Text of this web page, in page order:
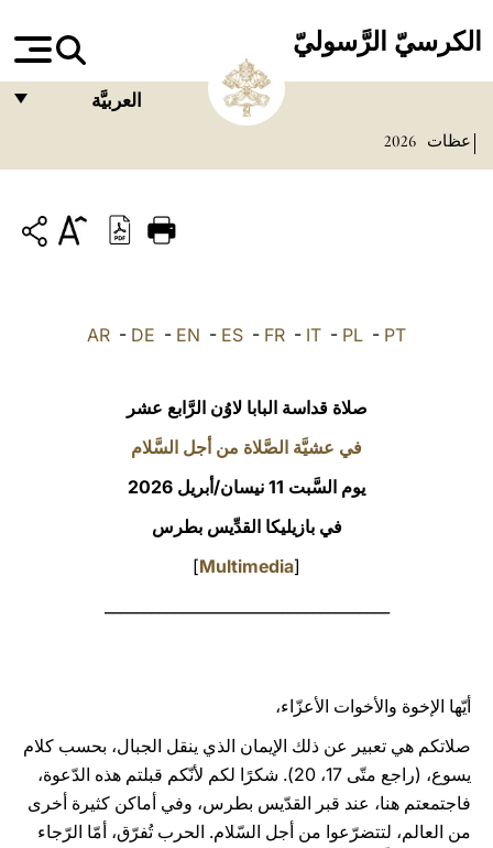
الكرسيّ الرَّسوليّ
العربيَّة
ITALIANO
POLSKI
العربيّة
中文
عظات 2026
AR - DE - EN - ES - FR - IT - PL - PT
صلاة قداسة البابا لاوُن الرَّابع عشر
في عشيَّة الصَّلاة من أجل السَّلام
يوم السَّبت 11 نيسان/أبريل 2026
في بازيليكا القدِّيس بطرس
[
Multimedia
]
أيّها الإخوة والأخوات الأعزّاء،
صلاتكم هي تعبير عن ذلك الإيمان الذي ينقل الجبال، بحسب كلام
يسوع، (راجع متّى 17، 20). شكرًا لكم لأنّكم قبلتم هذه الدّعوة،
فاجتمعتم هنا، عند قبر القدّيس بطرس، وفي أماكن كثيرة أخرى
من العالم، لتتضرّعوا من أجل السّلام. الحرب تُفرّق، أمّا الرّجاء